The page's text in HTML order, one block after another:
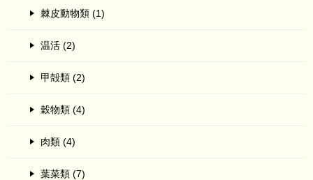
棘皮動物類 (1)
温活 (2)
甲殻類 (2)
穀物類 (4)
肉類 (4)
葉菜類 (7)